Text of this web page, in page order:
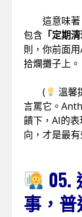
這意味
包含 「定期
則，你前面
拾爛攤子上。
(
溫馨
言罵它。
饋下，AI的
向，才是最
05.
事，普